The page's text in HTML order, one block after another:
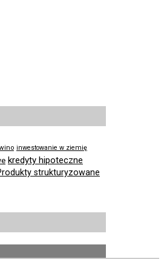
inwestowanie w ziemię
kredyty hipoteczne
strukturyzowane